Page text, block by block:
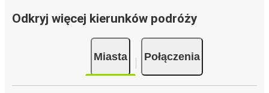
Odkryj więcej kierunków podróży
Miasta Połączenia